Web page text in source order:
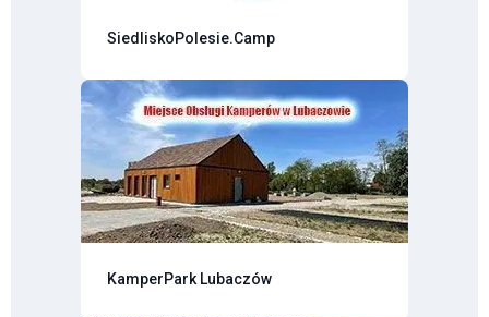
SiedliskoPolesie.Camp
KamperPark Lubaczów